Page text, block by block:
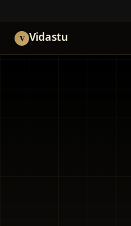
V Vidastu